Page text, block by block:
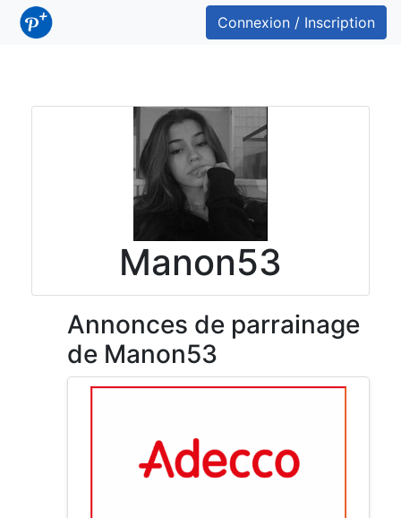
Connexion / Inscription
Manon53
Annonces de parrainage
de Manon53